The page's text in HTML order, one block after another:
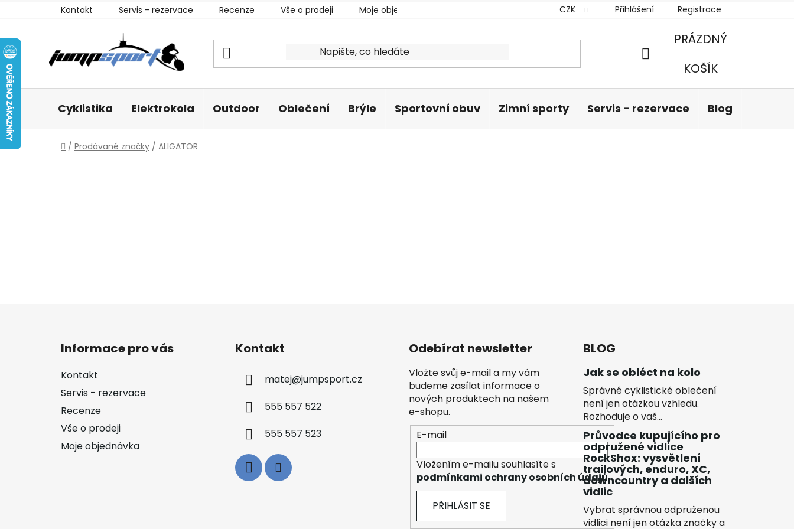
Kontakt Servis - rezervace Recenze Vše o prodeji Moje objednávka CZK Přihlášení Registrace
NÁKUPNÍ
PRÁZDNÝ
KOŠÍK
Cyklistika Elektrokola Outdoor Oblečení Brýle Sportovní obuv Zimní sporty Servis - rezervace Blog
Domů
/ Prodávané značky / ALIGATOR
Informace pro vás
Kontakt
Servis - rezervace
Recenze
Vše o prodeji
Moje objednávka
Kontakt
matej@jumpsport.cz
555 557 522
555 557 523
Odebírat newsletter
Vložte svůj e-mail a my vám
budeme zasílat informace o
nových produktech na našem
e-shopu.
E-mail
Vložením e-mailu souhlasíte s
podmínkami ochrany osobních údajů
PŘIHLÁSIT SE
BLOG
Jak se obléct na kolo
Správné cyklistické oblečení
není jen otázkou vzhledu.
Rozhoduje o vaš...
Průvodce kupujícího pro
odpružené vidlice
RockShox: vysvětlení
trailových, enduro, XC,
downcountry a dalších
vidlic
Vybrat správnou odpruženou
vidlici není jen otázka značky a